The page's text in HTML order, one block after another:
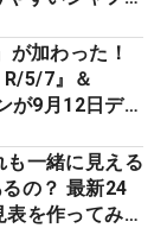
ッティング
が加わった！
5/7』＆
が9月12日デ
も一緒に見える
の？ 最新24
表を作ってみ